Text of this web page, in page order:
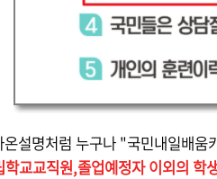
온설명처럼 누구나 "국민내일배
학교교직원,졸업예정자 이외의